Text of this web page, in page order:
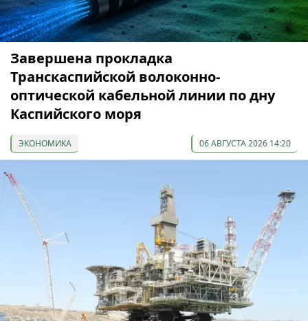
Завершена прокладка
Транскаспийской волоконно-
оптической кабельной линии по дну
Каспийского моря
ЭКОНОМИКА 06 АВГУСТА 2026 14:20